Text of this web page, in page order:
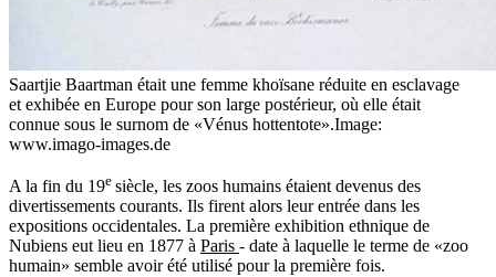
Saartjie Baartman était une femme khoïsane réduite en esclavage
et exhibée en Europe pour son large postérieur, où elle était
connue sous le surnom de «Vénus hottentote».Image:
www.imago-images.de
A la fin du 19e siècle, les zoos humains étaient devenus des
divertissements courants. Ils firent alors leur entrée dans les
expositions occidentales. La première exhibition ethnique de
Nubiens eut lieu en 1877 à Paris - date à laquelle le terme de «zoo
humain» semble avoir été utilisé pour la première fois.